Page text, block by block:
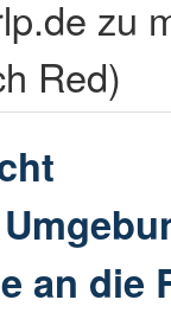
zu
Red)
an die